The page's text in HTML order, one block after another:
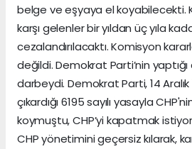
belge ve eşyaya el koyabilecekti.
karşı gelenler bir yıldan üç yıla
cezalandırılacaktı. Komisyon
değildi. Demokrat Parti’nin yaptığı
darbeydi. Demokrat Parti, 14
çıkardığı 6195 sayılı yasayla
koymuştu, CHP’yi kapatmak
CHP yönetimini geçersiz kılarak,